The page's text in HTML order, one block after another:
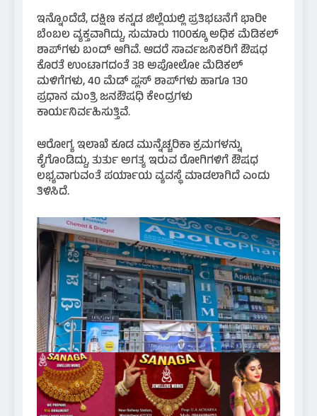
ಇನ್ನೊಂದೆಡೆ, ದಕ್ಷಿಣ ಕನ್ನಡ ಜಿಲ್ಲೆಯಲ್ಲಿ ಪ್ರತಿಭಟನೆಗೆ ಭಾರೀ
ಬೆಂಬಲ ವ್ಯಕ್ತವಾಗಿದ್ದು, ಸುಮಾರು 1100ಕ್ಕೂ ಅಧಿಕ ಮೆಡಿಕಲ್
ಶಾಪ್‌ಗಳು ಬಂದ್ ಆಗಿವೆ. ಆದರೆ ಸಾರ್ವಜನಿಕರಿಗೆ ಔಷಧ
ಕೊರತೆ ಉಂಟಾಗದಂತೆ 38 ಅಪೋಲೋ ಮೆಡಿಕಲ್
ಮಳಿಗೆಗಳು, 40 ಮೆಡ್ ಪ್ಲಸ್ ಶಾಪ್‌ಗಳು ಹಾಗೂ 130
ಪ್ರಧಾನ ಮಂತ್ರಿ ಜನಔಷಧಿ ಕೇಂದ್ರಗಳು
ಕಾರ್ಯನಿರ್ವಹಿಸುತ್ತಿವೆ.
ಆರೋಗ್ಯ ಇಲಾಖೆ ಕೂಡ ಮುನ್ನೆಚ್ಚರಿಕಾ ಕ್ರಮಗಳನ್ನು
ಕೈಗೊಂಡಿದ್ದು, ತುರ್ತು ಅಗತ್ಯ ಇರುವ ರೋಗಿಗಳಿಗೆ ಔಷಧ
ಲಭ್ಯವಾಗುವಂತೆ ಪರ್ಯಾಯ ವ್ಯವಸ್ಥೆ ಮಾಡಲಾಗಿದೆ ಎಂದು
ತಿಳಿಸಿದೆ.